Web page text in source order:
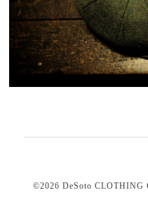
©2026 DeSoto CLOTHING